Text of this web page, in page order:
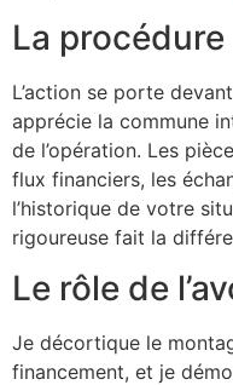
La procédure
L’action se porte
apprécie la commune
de l’opération. Les
flux financiers, les
l’historique de votre
rigoureuse fait la
Le rôle de
Je décortique le
financement, et je